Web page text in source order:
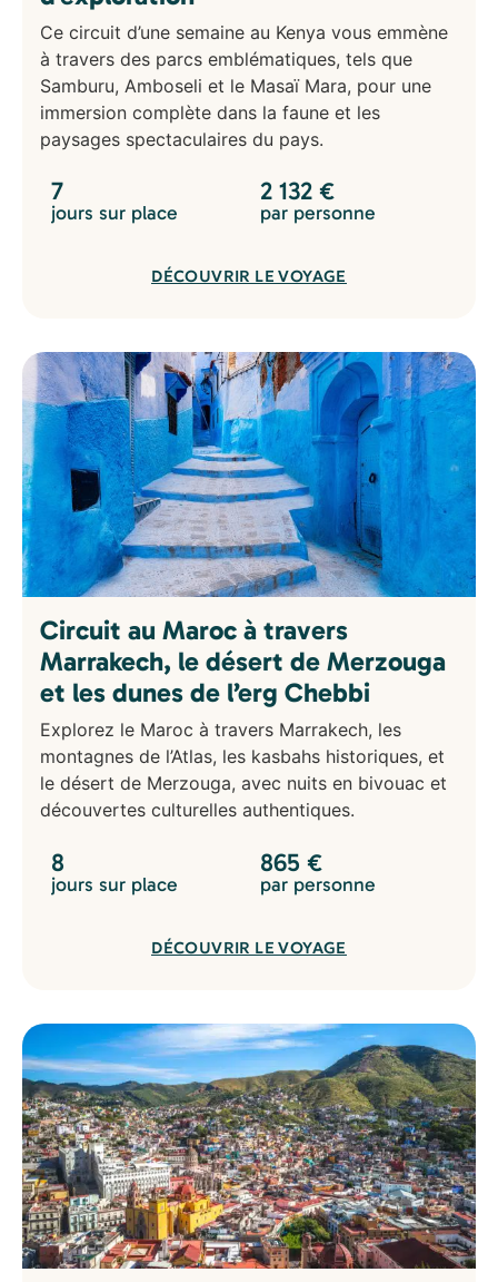
Ce circuit d’une semaine au Kenya vous emmène
à travers des parcs emblématiques, tels que
Samburu, Amboseli et le Masaï Mara, pour une
immersion complète dans la faune et les
paysages spectaculaires du pays.
7
jours sur place
2 132 €
par personne
DÉCOUVRIR LE VOYAGE
Circuit au Maroc à travers
Marrakech, le désert de Merzouga
et les dunes de l’erg Chebbi
Explorez le Maroc à travers Marrakech, les
montagnes de l’Atlas, les kasbahs historiques, et
le désert de Merzouga, avec nuits en bivouac et
découvertes culturelles authentiques.
8
jours sur place
865 €
par personne
DÉCOUVRIR LE VOYAGE